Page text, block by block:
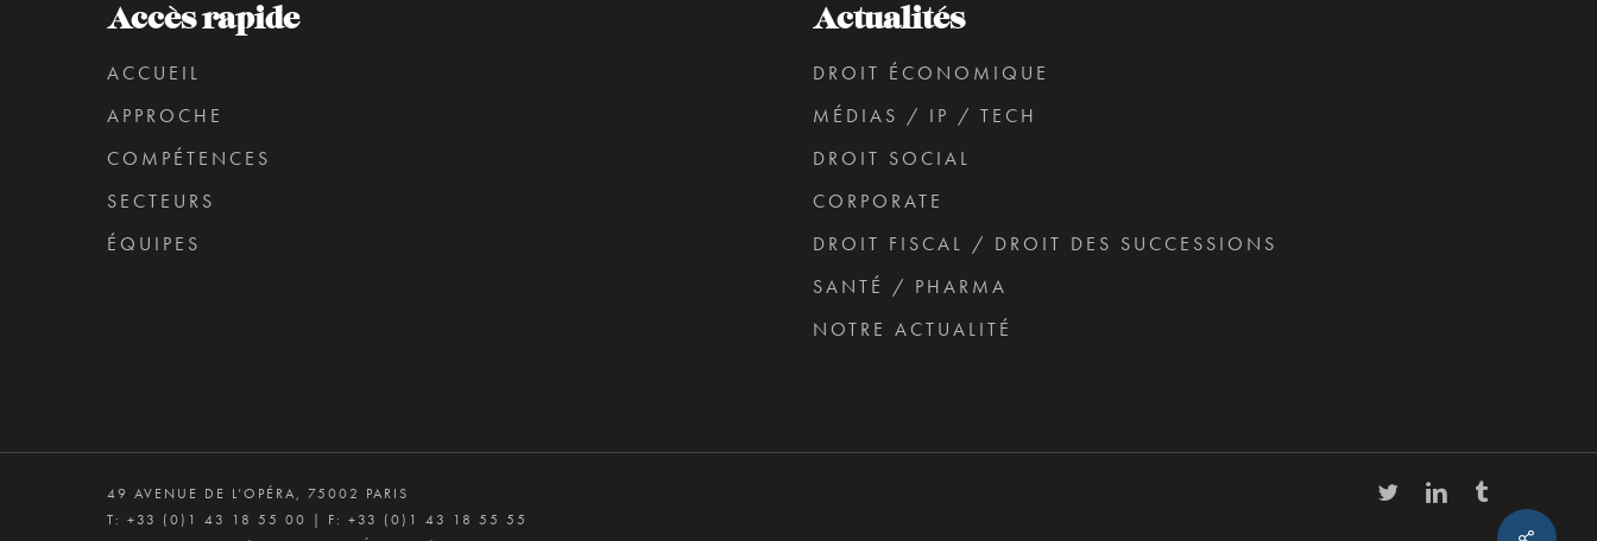
Accès rapide
ACCUEIL
APPROCHE
COMPÉTENCES
SECTEURS
ÉQUIPES
Actualités
DROIT ÉCONOMIQUE
MÉDIAS / IP / TECH
DROIT SOCIAL
CORPORATE
DROIT FISCAL / DROIT DES SUCCESSIONS
SANTÉ / PHARMA
NOTRE ACTUALITÉ
49 AVENUE DE L’OPÉRA, 75002 PARIS
T: +33 (0)1 43 18 55 00 | F: +33 (0)1 43 18 55 55
twitter linkedin tumblr